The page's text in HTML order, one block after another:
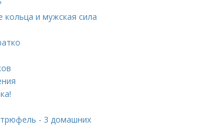
кольца и мужская сила
- 3 домашних